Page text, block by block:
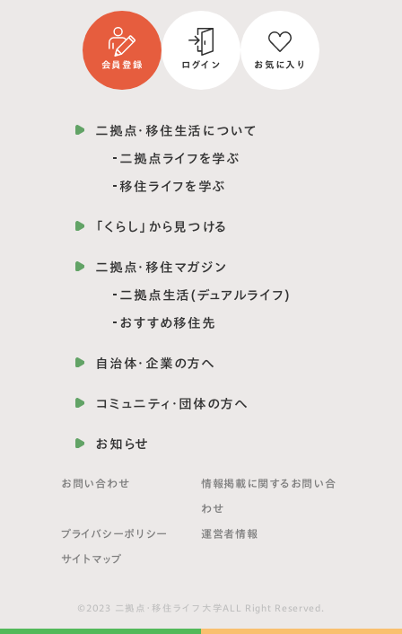
会員登録 ログイン お気に入り
二拠点・移住生活について
二拠点ライフを学ぶ
移住ライフを学ぶ
「くらし」から見つける
二拠点・移住マガジン
二拠点生活(デュアルライフ)
おすすめ移住先
自治体・企業の方へ
コミュニティ・団体の方へ
お知らせ
お問い合わせ 情報掲載に関する お問い合
わせ
プライバシーポリシー 運営者情報
サイトマップ
©2023 二拠点・移住ライフ大学ALL Right Reserved.